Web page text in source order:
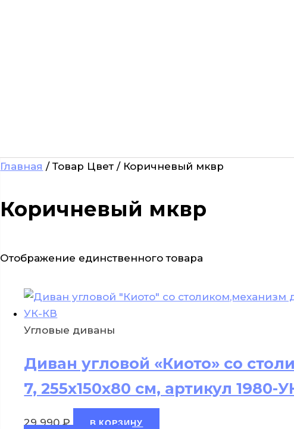
Главная / Товар Цвет / Коричневый мквр
Коричневый мквр
Отображение единственного товара
Угловые диваны
Диван угловой «Киото» со
7, 255х150х80 см, артикул 1980-
29 990₽
В КОРЗИНУ